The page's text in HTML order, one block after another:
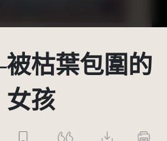
枯葉包圍的
女孩